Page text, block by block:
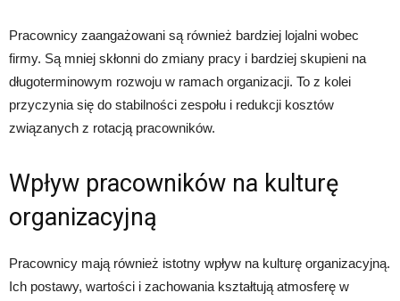
Pracownicy zaangażowani są również bardziej lojalni wobec
firmy. Są mniej skłonni do zmiany pracy i bardziej skupieni na
długoterminowym rozwoju w ramach organizacji. To z kolei
przyczynia się do stabilności zespołu i redukcji kosztów
związanych z rotacją pracowników.
Wpływ pracowników na kulturę
organizacyjną
Pracownicy mają również istotny wpływ na kulturę organizacyjną.
Ich postawy, wartości i zachowania kształtują atmosferę w